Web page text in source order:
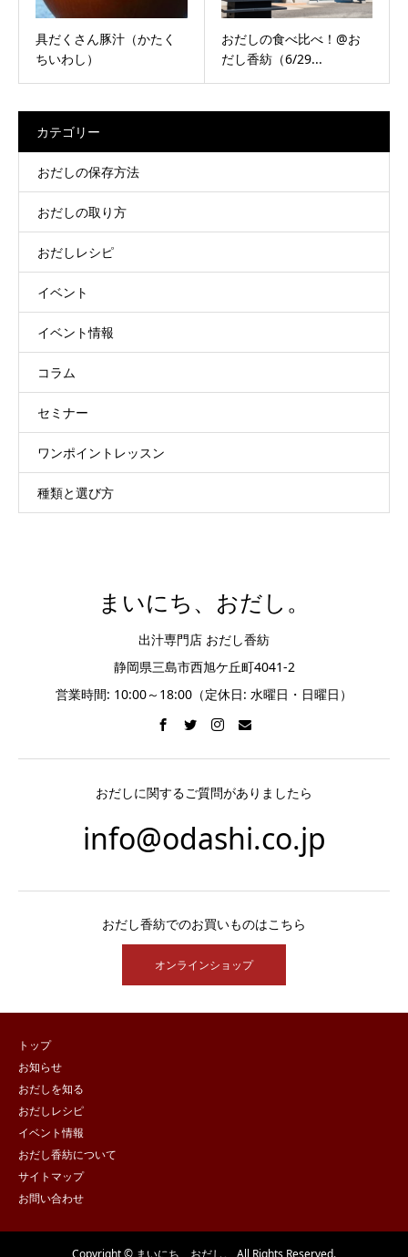
具だくさん豚汁（かたく
ちいわし）
おだしの食べ比べ！@お
だし香紡（6/29...
カテゴリー
おだしの保存方法
おだしの取り方
おだしレシピ
イベント
イベント情報
コラム
セミナー
ワンポイントレッスン
種類と選び方
まいにち、おだし。
出汁専門店 おだし香紡
静岡県三島市西旭ケ丘町4041-2
営業時間: 10:00～18:00（定休日: 水曜日・日曜日）
おだしに関するご質問がありましたら
info@odashi.co.jp
おだし香紡でのお買いものはこちら
オンラインショップ
トップ
お知らせ
おだしを知る
おだしレシピ
イベント情報
おだし香紡について
サイトマップ
お問い合わせ
Copyright © まいにち、おだし。 All Rights Reserved.